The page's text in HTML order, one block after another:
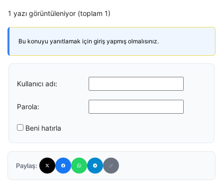
1 yazı görüntüleniyor (toplam 1)
Bu konuyu yanıtlamak için giriş yapmış olmalısınız.
Kullanıcı adı:
Parola:
Beni hatırla
Paylaş: